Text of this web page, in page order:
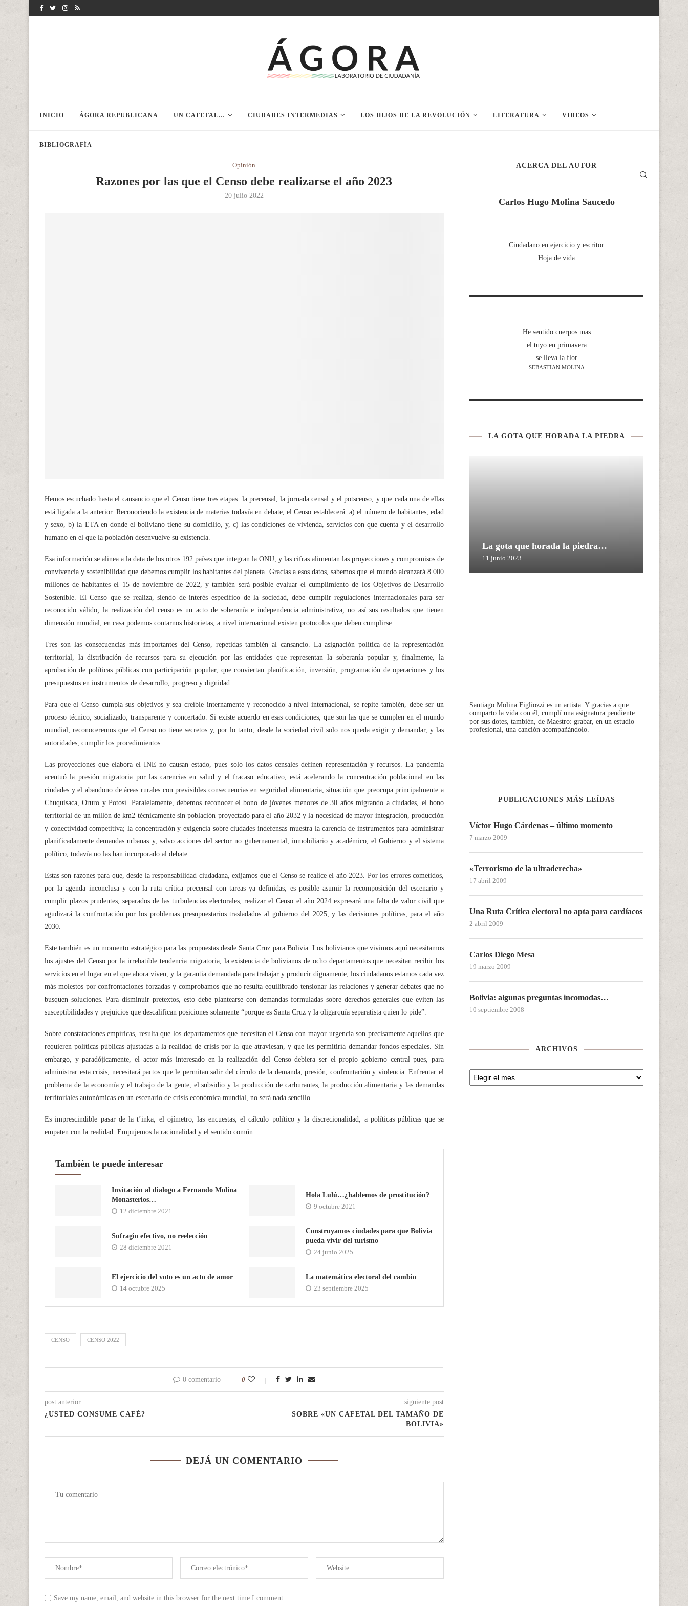
INICIO ÁGORA REPUBLICANA UN CAFETAL… CIUDADES INTERMEDIAS LOS HIJOS DE LA REVOLUCIÓN LITERATURA VIDEOS
BIBLIOGRAFÍA
Opinión
Razones por las que el Censo debe realizarse el año 2023
20 julio 2022
Hemos escuchado hasta el cansancio que el Censo tiene tres etapas: la precensal, la jornada censal y el potscenso, y que cada una de ellas
está ligada a la anterior. Reconociendo la existencia de materias todavía en debate, el Censo establecerá: a) el número de habitantes, edad
y sexo, b) la ETA en donde el boliviano tiene su domicilio, y, c) las condiciones de vivienda, servicios con que cuenta y el desarrollo
humano en el que la población desenvuelve su existencia.
Esa información se alinea a la data de los otros 192 países que integran la ONU, y las cifras alimentan las proyecciones y compromisos de
convivencia y sostenibilidad que debemos cumplir los habitantes del planeta. Gracias a esos datos, sabemos que el mundo alcanzará 8.000
millones de habitantes el 15 de noviembre de 2022, y también será posible evaluar el cumplimiento de los Objetivos de Desarrollo
Sostenible. El Censo que se realiza, siendo de interés específico de la sociedad, debe cumplir regulaciones internacionales para ser
reconocido válido; la realización del censo es un acto de soberanía e independencia administrativa, no así sus resultados que tienen
dimensión mundial; en casa podemos contarnos historietas, a nivel internacional existen protocolos que deben cumplirse.
Tres son las consecuencias más importantes del Censo, repetidas también al cansancio. La asignación política de la representación
territorial, la distribución de recursos para su ejecución por las entidades que representan la soberanía popular y, finalmente, la
aprobación de políticas públicas con participación popular, que conviertan planificación, inversión, programación de operaciones y los
presupuestos en instrumentos de desarrollo, progreso y dignidad.
Para que el Censo cumpla sus objetivos y sea creíble internamente y reconocido a nivel internacional, se repite también, debe ser un
proceso técnico, socializado, transparente y concertado. Si existe acuerdo en esas condiciones, que son las que se cumplen en el mundo
mundial, reconoceremos que el Censo no tiene secretos y, por lo tanto, desde la sociedad civil solo nos queda exigir y demandar, y las
autoridades, cumplir los procedimientos.
Las proyecciones que elabora el INE no causan estado, pues solo los datos censales definen representación y recursos. La pandemia
acentuó la presión migratoria por las carencias en salud y el fracaso educativo, está acelerando la concentración poblacional en las
ciudades y el abandono de áreas rurales con previsibles consecuencias en seguridad alimentaria, situación que preocupa principalmente a
Chuquisaca, Oruro y Potosí. Paralelamente, debemos reconocer el bono de jóvenes menores de 30 años migrando a ciudades, el bono
territorial de un millón de km2 técnicamente sin población proyectado para el año 2032 y la necesidad de mayor integración, producción
y conectividad competitiva; la concentración y exigencia sobre ciudades indefensas muestra la carencia de instrumentos para administrar
planificadamente demandas urbanas y, salvo acciones del sector no gubernamental, inmobiliario y académico, el Gobierno y el sistema
político, todavía no las han incorporado al debate.
Estas son razones para que, desde la responsabilidad ciudadana, exijamos que el Censo se realice el año 2023. Por los errores cometidos,
por la agenda inconclusa y con la ruta crítica precensal con tareas ya definidas, es posible asumir la recomposición del escenario y
cumplir plazos prudentes, separados de las turbulencias electorales; realizar el Censo el año 2024 expresará una falta de valor civil que
agudizará la confrontación por los problemas presupuestarios trasladados al gobierno del 2025, y las decisiones políticas, para el año
2030.
Este también es un momento estratégico para las propuestas desde Santa Cruz para Bolivia. Los bolivianos que vivimos aquí necesitamos
los ajustes del Censo por la irrebatible tendencia migratoria, la existencia de bolivianos de ocho departamentos que necesitan recibir los
servicios en el lugar en el que ahora viven, y la garantía demandada para trabajar y producir dignamente; los ciudadanos estamos cada vez
más molestos por confrontaciones forzadas y comprobamos que no resulta equilibrado tensionar las relaciones y generar debates que no
busquen soluciones. Para disminuir pretextos, esto debe plantearse con demandas formuladas sobre derechos generales que eviten las
susceptibilidades y prejuicios que descalifican posiciones solamente “porque es Santa Cruz y la oligarquía separatista quien lo pide”.
Sobre constataciones empíricas, resulta que los departamentos que necesitan el Censo con mayor urgencia son precisamente aquellos que
requieren políticas públicas ajustadas a la realidad de crisis por la que atraviesan, y que les permitiría demandar fondos especiales. Sin
embargo, y paradójicamente, el actor más interesado en la realización del Censo debiera ser el propio gobierno central pues, para
administrar esta crisis, necesitará pactos que le permitan salir del círculo de la demanda, presión, confrontación y violencia. Enfrentar el
problema de la economía y el trabajo de la gente, el subsidio y la producción de carburantes, la producción alimentaria y las demandas
territoriales autonómicas en un escenario de crisis económica mundial, no será nada sencillo.
Es imprescindible pasar de la t’inka, el ojímetro, las encuestas, el cálculo político y la discrecionalidad, a políticas públicas que se
empaten con la realidad. Empujemos la racionalidad y el sentido común.
También te puede interesar
Invitación al dialogo a Fernando Molina
Monasterios…
12 diciembre 2021
Hola Lulú…¿hablemos de prostitución?
9 octubre 2021
Sufragio efectivo, no reelección
28 diciembre 2021
Construyamos ciudades para que Bolivia
pueda vivir del turismo
24 junio 2025
El ejercicio del voto es un acto de amor
14 octubre 2025
La matemática electoral del cambio
23 septiembre 2025
CENSO CENSO 2022
0 comentario 0
post anterior
¿USTED CONSUME CAFÉ?
siguiente post
SOBRE «UN CAFETAL DEL TAMAÑO DE
BOLIVIA»
DEJÁ UN COMENTARIO
Save my name, email, and website in this browser for the next time I comment.
ACERCA DEL AUTOR
Carlos Hugo Molina Saucedo
Ciudadano en ejercicio y escritor
Hoja de vida
He sentido cuerpos mas
el tuyo en primavera
se lleva la flor
SEBASTIAN MOLINA
LA GOTA QUE HORADA LA PIEDRA
La gota que horada la piedra…
11 junio 2023
Santiago Molina Figliozzi es un artista. Y gracias a que
comparto la vida con él, cumplí una asignatura pendiente
por sus dotes, también, de Maestro: grabar, en un estudio
profesional, una canción acompañándolo.
PUBLICACIONES MÁS LEÍDAS
Víctor Hugo Cárdenas – último momento
7 marzo 2009
«Terrorismo de la ultraderecha»
17 abril 2009
Una Ruta Crítica electoral no apta para cardíacos
2 abril 2009
Carlos Diego Mesa
19 marzo 2009
Bolivia: algunas preguntas incomodas…
10 septiembre 2008
ARCHIVOS